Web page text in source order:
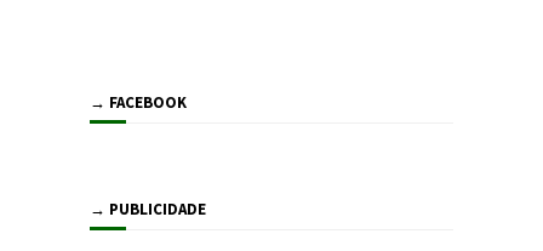
→ FACEBOOK
→ PUBLICIDADE